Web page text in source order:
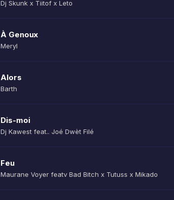
Dj Skunk x Tiitof x Leto
À Genoux
Meryl
Alors
Barth
Dis-moi
Dj Kawest feat.. Joé Dwèt Filé
Feu
Maurane Voyer featv Bad Bitch x Tutuss x Mikado